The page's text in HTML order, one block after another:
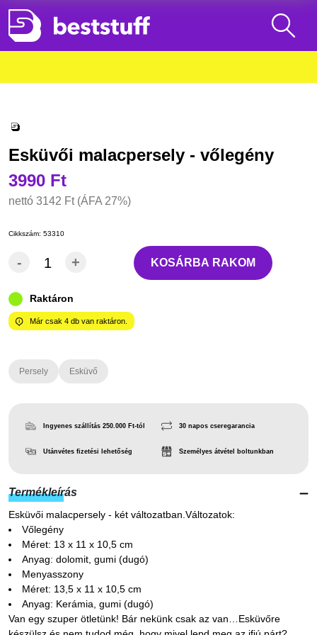
Esküvői malacpersely - vőlegény
3990 Ft
nettó 3142 Ft (ÁFA 27%)
Cikkszám: 53310
- + KOSÁRBA RAKOM
Raktáron
Már csak 4 db van raktáron.
Persely Esküvő
Ingyenes szállítás 250.000 Ft-tól
Utánvétes fizetési lehetőség
30 napos cseregarancia
Személyes átvétel boltunkban
Termékleírás
Esküvői malacpersely - két változatban.Változatok:
Vőlegény
Méret: 13 x 11 x 10,5 cm
Anyag: dolomit, gumi (dugó)
Menyasszony
Méret: 13,5 x 11 x 10,5 cm
Anyag: Kerámia, gumi (dugó)
Van egy szuper ötletünk! Bár nekünk csak az van…Esküvőre